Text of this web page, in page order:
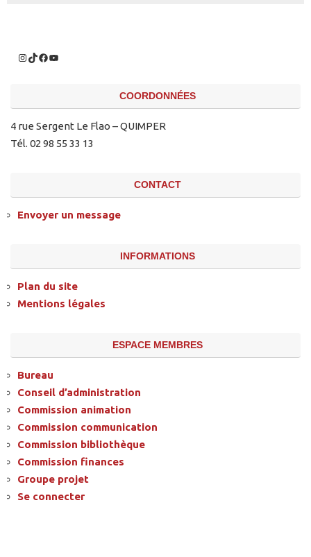
COORDONNÉES
4 rue Sergent Le Flao – QUIMPER
Tél. 02 98 55 33 13
CONTACT
Envoyer un message
INFORMATIONS
Plan du site
Mentions légales
ESPACE MEMBRES
Bureau
Conseil d’administration
Commission animation
Commission communication
Commission bibliothèque
Commission finances
Groupe projet
Se connecter